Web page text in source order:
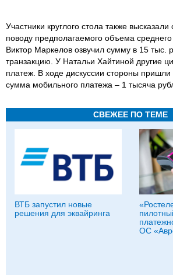
Участники круглого стола также
поводу предполагаемого объема среднего
Виктор Маркелов озвучил сумму в 15 тыс.
транзакцию. У Натальи Хайтиной другие
платеж. В ходе дискуссии стороны пришли
сумма мобильного платежа – 1 тысяча
СВЕЖЕЕ ПО ТЕМЕ
ВТБ запустил новые
решения для эквайринга
ОС